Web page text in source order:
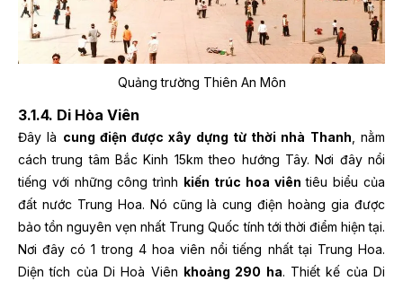
Quảng trường Thiên An Môn
3.1.4. Di Hòa Viên
Đây là cung điện được xây dựng từ thời nhà Thanh , nằm
cách trung tâm Bắc Kinh 15km theo hướng Tây. Nơi đây nổi
tiếng với những công trình kiến trúc hoa viên tiêu biểu của
đất nước Trung Hoa. Nó cũng là cung điện hoàng gia được
bảo tồn nguyên vẹn nhất Trung Quốc tính tới thời điểm hiện tại.
Nơi đây có 1 trong 4 hoa viên nổi tiếng nhất tại Trung Hoa.
Diện tích của Di Hoà Viên khoảng 290 ha. Thiết kế của Di